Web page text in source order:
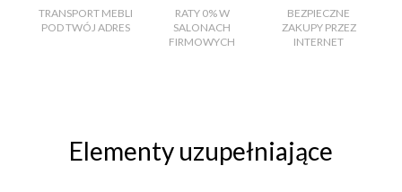
TRANSPORT MEBLI
POD TWÓJ ADRES
RATY 0% W
SALONACH
FIRMOWYCH
BEZPIECZNE
ZAKUPY PRZEZ
INTERNET
Elementy uzupełniające